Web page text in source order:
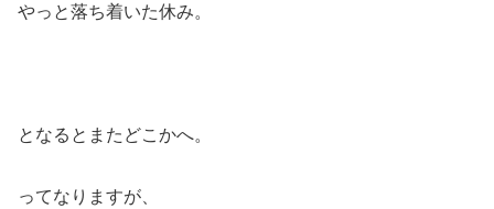
やっと落ち着いた休み。
となるとまたどこかへ。
ってなりますが、